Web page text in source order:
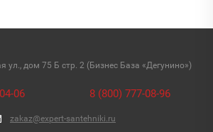
ул., дом 75 Б стр. 2 (Бизнес База «Дегунино»)
06 8 (800) 777-08-96
zakaz@expert-santehniki.ru